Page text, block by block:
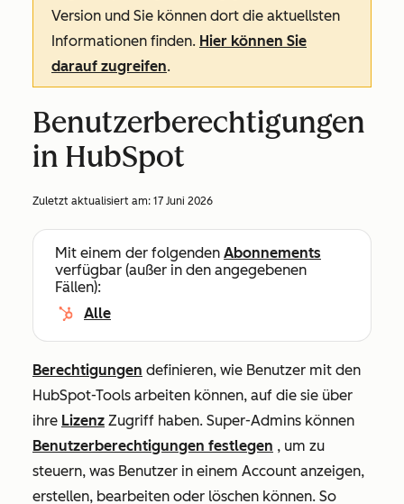
Version und Sie können dort die aktuellsten
Informationen finden. Hier können Sie
darauf zugreifen.
Benutzerberechtigungen
in HubSpot
Zuletzt aktualisiert am: 17 Juni 2026
Mit einem der folgenden Abonnements
verfügbar (außer in den angegebenen
Fällen):
Alle
Berechtigungen definieren, wie Benutzer mit den
HubSpot-Tools arbeiten können, auf die sie über
ihre Lizenz Zugriff haben. Super-Admins können
Benutzerberechtigungen festlegen , um zu
steuern, was Benutzer in einem Account anzeigen,
erstellen, bearbeiten oder löschen können. So